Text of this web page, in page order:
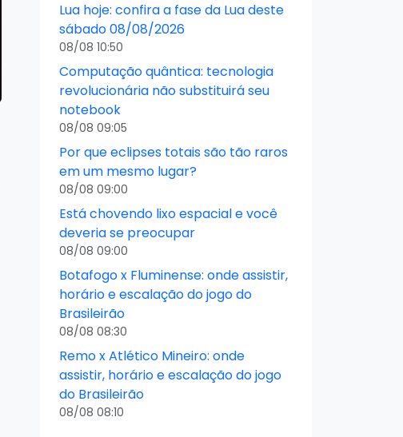
Lua hoje: confira a fase da Lua deste
sábado 08/08/2026
08/08 10:50
Computação quântica: tecnologia
revolucionária não substituirá seu
notebook
08/08 09:05
Por que eclipses totais são tão raros
em um mesmo lugar?
08/08 09:00
Está chovendo lixo espacial e você
deveria se preocupar
08/08 09:00
Botafogo x Fluminense: onde assistir,
horário e escalação do jogo do
Brasileirão
08/08 08:30
Remo x Atlético Mineiro: onde
assistir, horário e escalação do jogo
do Brasileirão
08/08 08:10